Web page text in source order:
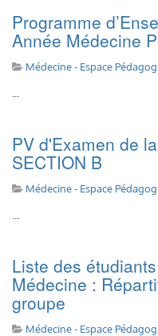
Programme
Année Médecine
Médecine - Espace
PV d'Examen de
SECTION B
Médecine - Espace
Liste des
Médecine :
groupe
Médecine - Espace